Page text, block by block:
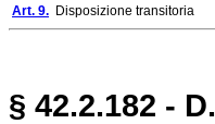
Art. 9. Disposizione transitoria
§ 42.2.182 -